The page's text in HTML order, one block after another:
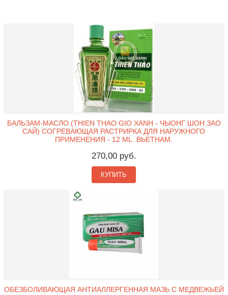
БАЛЬЗАМ-МАСЛО (THIEN THAO GIO XANH - ЧЫОНГ ШОН ЗАО
САЙ) СОГРЕВАЮЩАЯ РАСТРИРКА ДЛЯ НАРУЖНОГО
ПРИМЕНЕНИЯ - 12 ML. ВЬЕТНАМ.
270,00 руб.
КУПИТЬ
ОБЕЗБОЛИВАЮЩАЯ АНТИАЛЛЕРГЕННАЯ МАЗЬ С МЕДВЕЖЬЕЙ